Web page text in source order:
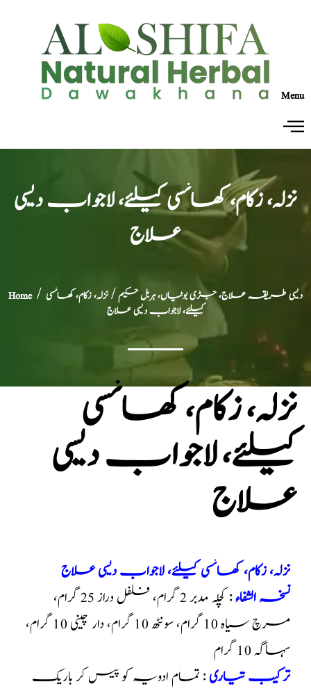
Menu
نزلہ، زکام، کھانسی کیلئے، لاجواب دیسی
علاج
Home/ دیسی طریقہ علاج، جڑی بوٹیاں، ہربل حکیم/ نزلہ، زکام، کھانسی
کیلئے، لاجواب دیسی علاج
نزلہ، زکام، کھانسی
کیلئے، لاجواب دیسی
علاج
نزلہ، زکام، کھانسی کیلئے، لاجواب دیسی علاج
نسخہ الشفاء
: کچلہ مدبر 2 گرام، فلفل دراز 25 گرام،
مرچ سیاہ 10 گرام، سونٹھ 10 گرام، دار چینی 10 گرام،
سہاگہ 10 گرام
ترکیب تیاری: تمام ادویہ کو پیس کر باریک